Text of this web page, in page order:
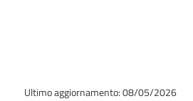
Ultimo aggiornamento: 08/05/2026